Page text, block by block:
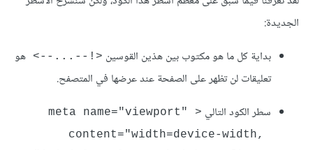
الجديدة:
بداية كل ما هو مكتوب بين هذين القوسين <!--...--> هو
تعليقات لن تظهر على الصفحة عند عرضها في المتصفح.
سطر الكود التالي
<meta name="viewport"
content="width=device-width,